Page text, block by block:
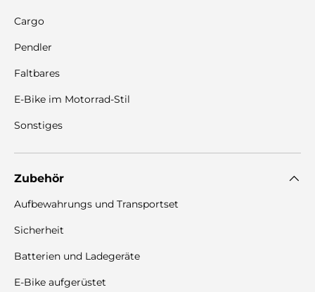
Cargo
Pendler
Faltbares
E-Bike im Motorrad-Stil
Sonstiges
Zubehör
Aufbewahrungs und Transportset
Sicherheit
Batterien und Ladegeräte
E-Bike aufgerüstet